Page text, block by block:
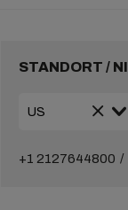
STANDORT /
+1 2127644800